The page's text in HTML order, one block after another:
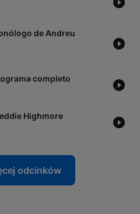
de Andreu
completo
Highmore
odcinków